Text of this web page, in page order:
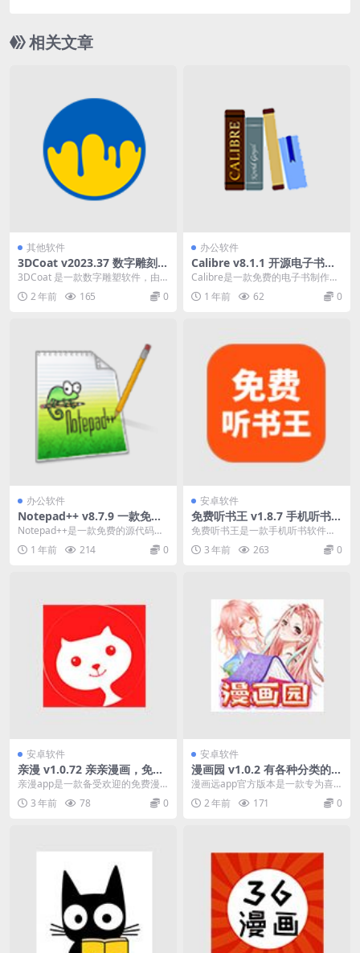
相关文章
其他软件
3DCoat v2023.37 数字雕刻程
序
3DCoat 是一款数字雕塑软件，由
乌克兰开发。该软件专注于游戏模
型的细节设计，...
2 年前 165 0
办公软件
Calibre v8.1.1 开源电子书管
理软件中文绿色便携版
Calibre是一款免费的电子书制作及
阅读软件，Calibre中文版操作简
单，没...
1 年前 62 0
办公软件
Notepad++ v8.7.9 一款免费
的源代码编辑器和文本编辑器
Notepad++是一款免费的源代码编
辑器和文本编辑器，适用于Window
s操作...
1 年前 214 0
安卓软件
免费听书王 v1.8.7 手机听书软
件，分类齐全，去广告清爽版
免费听书王是一款手机听书软件，
提供了丰富的有声小说作品，具有
非常齐全的分类，无论...
3 年前 263 0
安卓软件
亲漫 v1.0.72 亲亲漫画，免费
漫画软件，无需付费去广告纯
亲漫app是一款备受欢迎的免费漫
画软件，集结了大量优质的漫画资
源，包括国漫、日漫...
3 年前 78 0
安卓软件
漫画园 v1.0.2 有各种分类的漫
画，去广告纯净版
漫画远app官方版本是一款专为喜
欢看漫画的小伙伴们带来的漫画阅
读工具。这款漫画软...
2 年前 171 0